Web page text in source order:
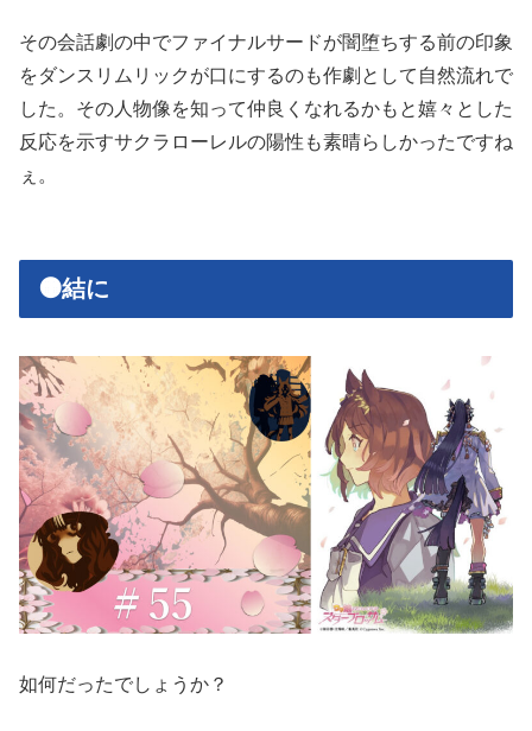
その会話劇の中でファイナルサードが闇堕ちする前の印象
をダンスリムリックが口にするのも作劇として自然流れで
した。その人物像を知って仲良くなれるかもと嬉々とした
反応を示すサクラローレルの陽性も素晴らしかったですね
ぇ。
🟠結に
如何だったでしょうか？